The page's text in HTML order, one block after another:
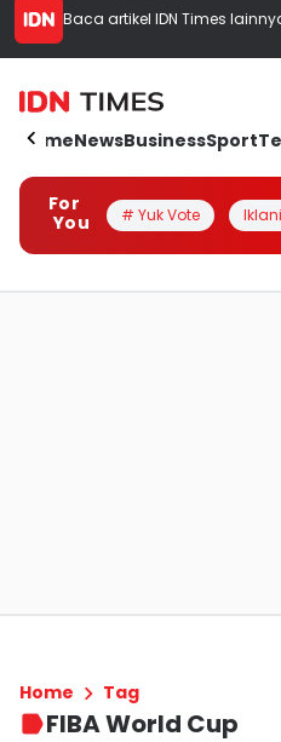
Baca artikel IDN Times
HomeNewsBusinessSport
For
You
# Yuk Vote
Home Tag
FIBA World Cup